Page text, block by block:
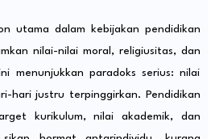
utama dalam kebijakan pendidikan
nilai-nilai moral, religiusitas, dan
menunjukkan paradoks serius: nilai
hari justru terpinggirkan. Pendidikan
kurikulum, nilai akademik, dan